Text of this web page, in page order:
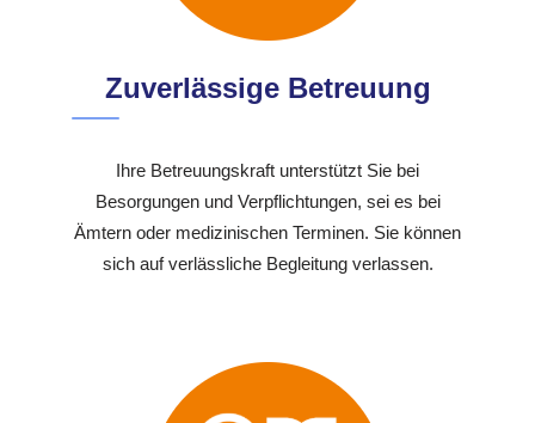
Zuverlässige Betreuung
Ihre Betreuungskraft unterstützt Sie bei
Besorgungen und Verpflichtungen, sei es bei
Ämtern oder medizinischen Terminen. Sie können
sich auf verlässliche Begleitung verlassen.